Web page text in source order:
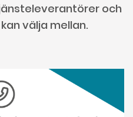
och
välja mellan.